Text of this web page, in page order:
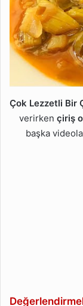
Çok Lezzetli Bir
verirken çiriş
başka